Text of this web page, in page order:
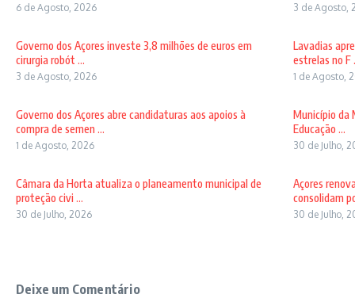
6 de Agosto, 2026 3 de Agosto,
Governo dos Açores investe 3,8 milhões de euros em
cirurgia robót ...
3 de Agosto, 2026
Lavadias
estrelas no F
1 de Agosto,
Governo dos Açores abre candidaturas aos apoios à
compra de semen ...
1 de Agosto, 2026
Município da
Educação ...
30 de Julho,
Câmara da Horta atualiza o planeamento municipal de
proteção civi ...
30 de Julho, 2026
Açores
consolidam
30 de Julho,
Deixe um Comentário